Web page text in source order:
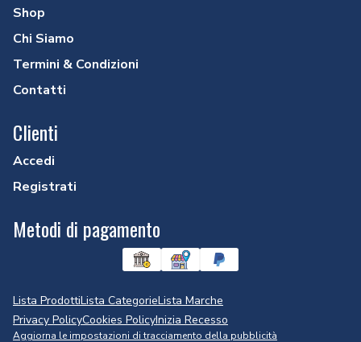
Shop
Chi Siamo
Termini & Condizioni
Contatti
Clienti
Accedi
Registrati
Metodi di pagamento
Lista ProdottiLista CategorieLista Marche
Privacy PolicyCookies PolicyInizia Recesso
Aggiorna le impostazioni di tracciamento della pubblicità